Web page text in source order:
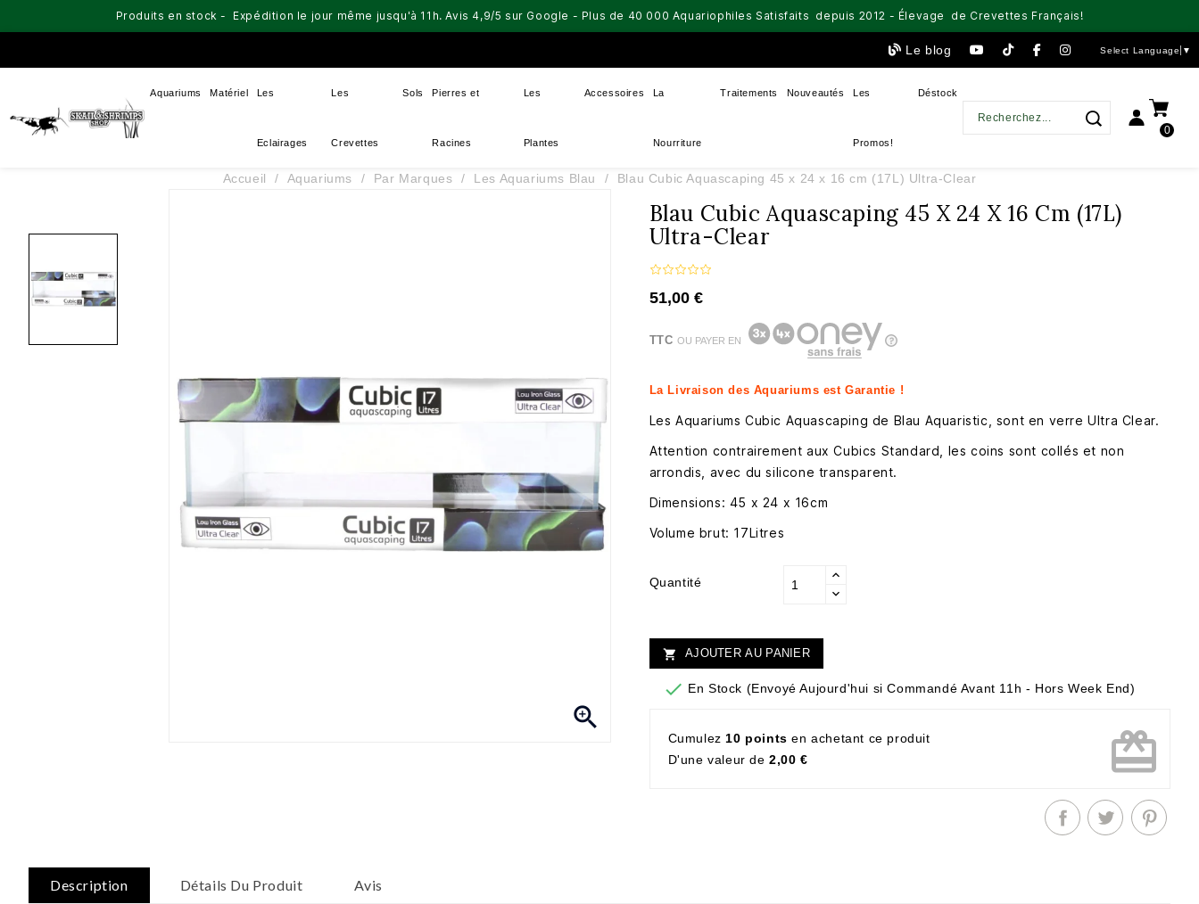
Produits en stock - Expédition le jour même jusqu'à 11h. Avis 4,9/5 sur Google - Plus de 40 000 Aquariophiles Satisfaits depuis 2012 - Élevage de Crevettes Français!
Le blog Select Language ▼
Aquariums Matériel Les
Eclairages
Les
Crevettes
Sols Pierres et
Racines
Les
Plantes
Accessoires La
Nourriture
Traitements Nouveautés Les
Promos!
Déstock
0
Accueil Aquariums Par Marques Les Aquariums Blau Blau Cubic Aquascaping 45 x 24 x 16 cm (17L) Ultra-Clear

Blau Cubic Aquascaping 45 X 24 X 16 Cm (17L)
Ultra-Clear
51,00 €
TTCOU PAYER EN
La Livraison des Aquariums est Garantie !
Les Aquariums Cubic Aquascaping de Blau Aquaristic, sont en verre Ultra Clear.
Attention contrairement aux Cubics Standard, les coins sont collés et non
arrondis, avec du silicone transparent.
Dimensions: 45 x 24 x 16cm
Volume brut: 17Litres
Quantité
 AJOUTER AU PANIER
 En Stock (Envoyé Aujourd'hui si Commandé Avant 11h - Hors Week End)
Cumulez10 points en achetant ce produit
D'une valeur de2,00 € card_giftcard
Description Détails Du Produit Avis